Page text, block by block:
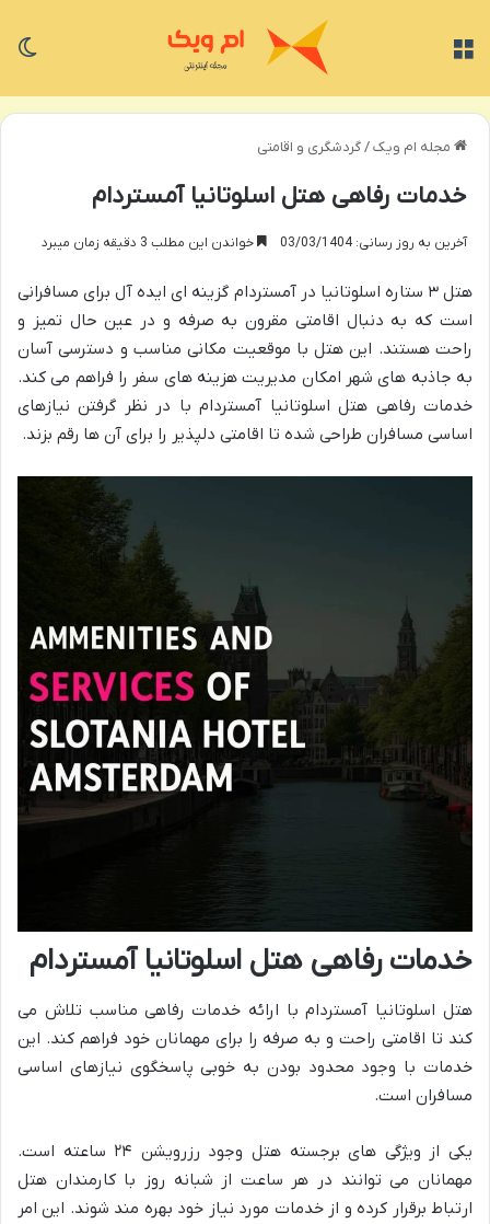
مجله ام ویک/گردشگری و اقامتی
خدمات رفاهی هتل اسلوتانیا آمستردام
آخرین به روز رسانی: 03/03/1404 خواندن این مطلب 3 دقیقه زمان میبرد
هتل ۳ ستاره اسلوتانیا در آمستردام گزینه ای ایده آل برای مسافرانی
است که به دنبال اقامتی مقرون به صرفه و در عین حال تمیز و
راحت هستند. این هتل با موقعیت مکانی مناسب و دسترسی آسان
به جاذبه های شهر امکان مدیریت هزینه های سفر را فراهم می کند.
خدمات رفاهی هتل اسلوتانیا آمستردام با در نظر گرفتن نیازهای
اساسی مسافران طراحی شده تا اقامتی دلپذیر را برای آن ها رقم بزند.
خدمات رفاهی هتل اسلوتانیا آمستردام
هتل اسلوتانیا آمستردام با ارائه خدمات رفاهی مناسب تلاش می
کند تا اقامتی راحت و به صرفه را برای مهمانان خود فراهم کند. این
خدمات با وجود محدود بودن به خوبی پاسخگوی نیازهای اساسی
مسافران است.
یکی از ویژگی های برجسته هتل وجود رزرویشن ۲۴ ساعته است.
مهمانان می توانند در هر ساعت از شبانه روز با کارمندان هتل
ارتباط برقرار کرده و از خدمات مورد نیاز خود بهره مند شوند. این امر